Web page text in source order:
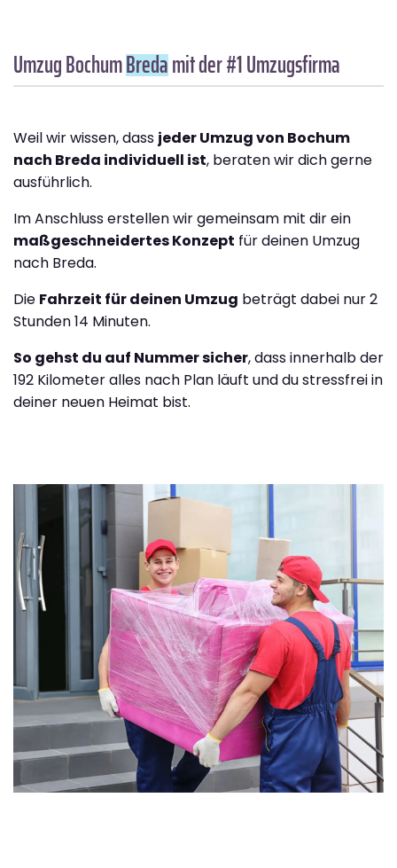
Umzug BochumBredamit der #1 Umzugsfirma
Weil wir wissen, dass jeder Umzug von Bochum
nach Breda individuell ist, beraten wir dich gerne
ausführlich.
Im Anschluss erstellen wir gemeinsam mit dir ein
maßgeschneidertes Konzept für deinen Umzug
nach Breda.
Die Fahrzeit für deinen Umzug beträgt dabei nur 2
Stunden 14 Minuten.
So gehst du auf Nummer sicher, dass innerhalb der
192 Kilometer alles nach Plan läuft und du stressfrei in
deiner neuen Heimat bist.